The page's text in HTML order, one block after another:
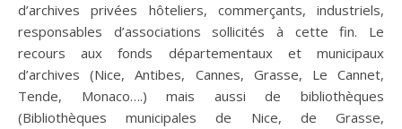
d’archives privées hôteliers, commerçants, industriels,
responsables d’associations sollicités à cette fin. Le
recours aux fonds départementaux et municipaux
d’archives (Nice, Antibes, Cannes, Grasse, Le Cannet,
Tende, Monaco….) mais aussi de bibliothèques
(Bibliothèques municipales de Nice, de Grasse,